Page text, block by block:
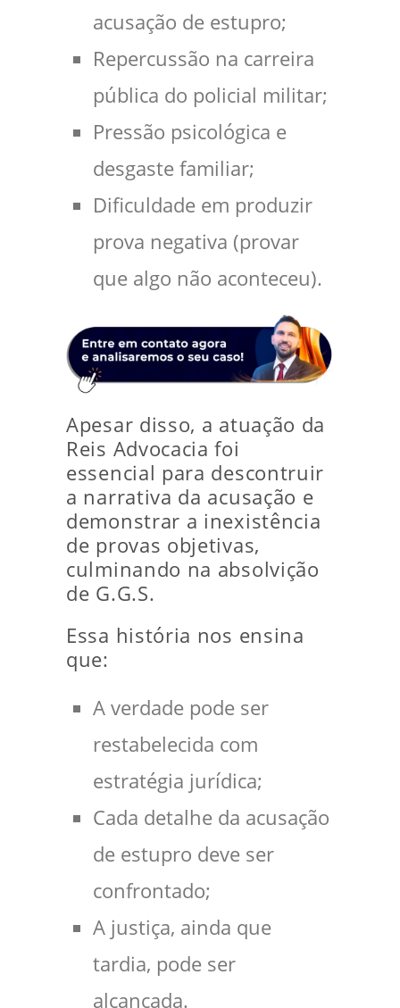
acusação de estupro;
Repercussão na carreira
pública do policial militar;
Pressão psicológica e
desgaste familiar;
Dificuldade em produzir
prova negativa (provar
que algo não aconteceu).
Apesar disso, a atuação da
Reis Advocacia foi
essencial para descontruir
a narrativa da acusação e
demonstrar a inexistência
de provas objetivas,
culminando na absolvição
de G.G.S.
Essa história nos ensina
que:
A verdade pode ser
restabelecida com
estratégia jurídica;
Cada detalhe da acusação
de estupro deve ser
confrontado;
A justiça, ainda que
tardia, pode ser
alcançada.